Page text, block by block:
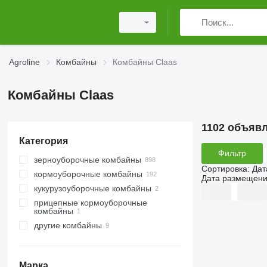
Agroline Комбайны Комбайны Claas
Комбайны Claas
Категория
зерноуборочные комбайны
кормоуборочные комбайны
кукурузоуборочные комбайны
прицепные кормоуборочные
комбайны
другие комбайны
1102
Фильтр
Сортировка:
Дата